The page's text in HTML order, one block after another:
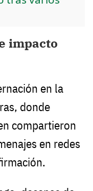
impacto
en la
donde
compartieron
en redes